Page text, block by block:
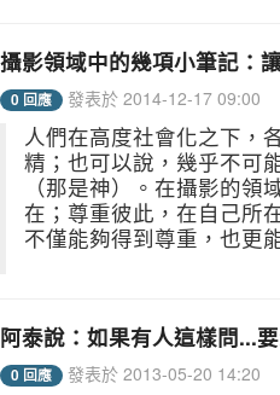
攝影領域中的幾項小筆記：
0 回應 發表於 2014-12-17 09:00
人們在高度社會化之下，
精；也可以說，幾乎不可
（那是神）。在攝影的
在；尊重彼此，在自己所
不僅能夠得到尊重，也更
阿泰說：如果有人這樣問...
0 回應 發表於 2013-05-20 14:20